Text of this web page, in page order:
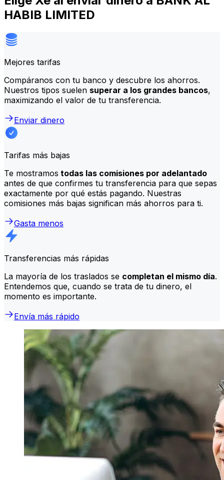
HABIB LIMITED
Mejores tarifas
Compáranos con tu banco y descubre los ahorros.
Nuestros tipos suelen superar a los grandes bancos,
maximizando el valor de tu transferencia.
Enviar dinero
Tarifas más bajas
Te mostramos todas las comisiones por adelantado
antes de que confirmes tu transferencia para que sepas
exactamente por qué estás pagando. Nuestras
comisiones más bajas significan más ahorros para ti.
Gasta menos
Transferencias más rápidas
La mayoría de los traslados se completan el mismo día.
Entendemos que, cuando se trata de tu dinero, el
momento es importante.
Envía más rápido